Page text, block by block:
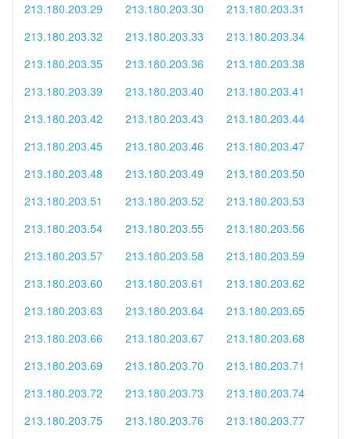
213.180.203.29
213.180.203.30
213.180.203.31
213.180.203.32
213.180.203.33
213.180.203.34
213.180.203.35
213.180.203.36
213.180.203.38
213.180.203.39
213.180.203.40
213.180.203.41
213.180.203.42
213.180.203.43
213.180.203.44
213.180.203.45
213.180.203.46
213.180.203.47
213.180.203.48
213.180.203.49
213.180.203.50
213.180.203.51
213.180.203.52
213.180.203.53
213.180.203.54
213.180.203.55
213.180.203.56
213.180.203.57
213.180.203.58
213.180.203.59
213.180.203.60
213.180.203.61
213.180.203.62
213.180.203.63
213.180.203.64
213.180.203.65
213.180.203.66
213.180.203.67
213.180.203.68
213.180.203.69
213.180.203.70
213.180.203.71
213.180.203.72
213.180.203.73
213.180.203.74
213.180.203.75
213.180.203.76
213.180.203.77